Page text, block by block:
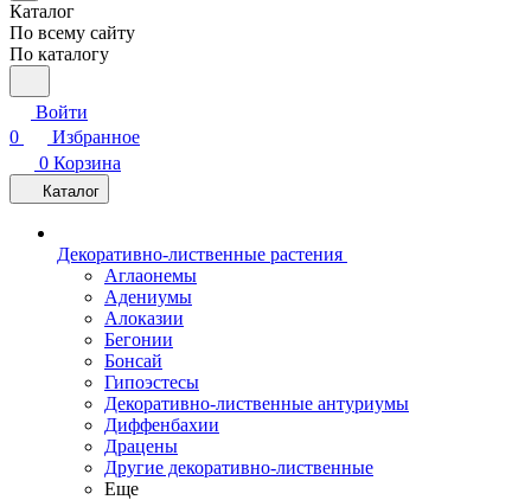
Каталог
По всему сайту
По каталогу
Войти
0
Избранное
0 Корзина
Каталог
Декоративно-лиственные растения
Аглаонемы
Адениумы
Алоказии
Бегонии
Бонсай
Гипоэстесы
Декоративно-лиственные антуриумы
Диффенбахии
Драцены
Другие декоративно-лиственные
Еще